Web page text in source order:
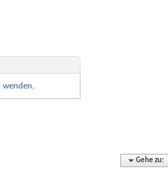
wenden.
Gehe zu: